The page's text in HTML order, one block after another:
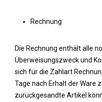
Rechnung
Die Rechnung enthält alle
Überweisungszweck und
sich für die Zahlart
Tage nach Erhalt der Ware
zurückgesandte Artikel